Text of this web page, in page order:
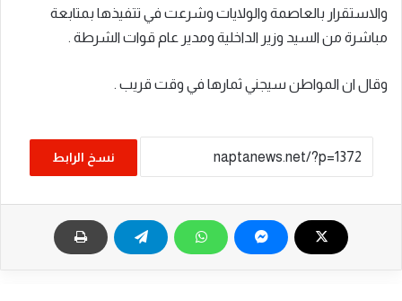
والاستقرار بالعاصمة والولايات وشرعت في تتفيذها بمتابعة
مباشرة من السيد وزير الداخلية ومدير عام قوات الشرطة .
وقال ان المواطن سيجني ثمارها في وقت قريب .
نسخ الرابط